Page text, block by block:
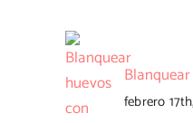
febrero